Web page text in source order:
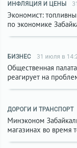
ИНФЛЯЦИЯ И ЦЕНЫ
Экономист:
по экономике
БИЗНЕС 31 июля в
Общественная
реагирует на
ДОРОГИ И ТРАНСПОРТ
Минэконом
магазинах во время